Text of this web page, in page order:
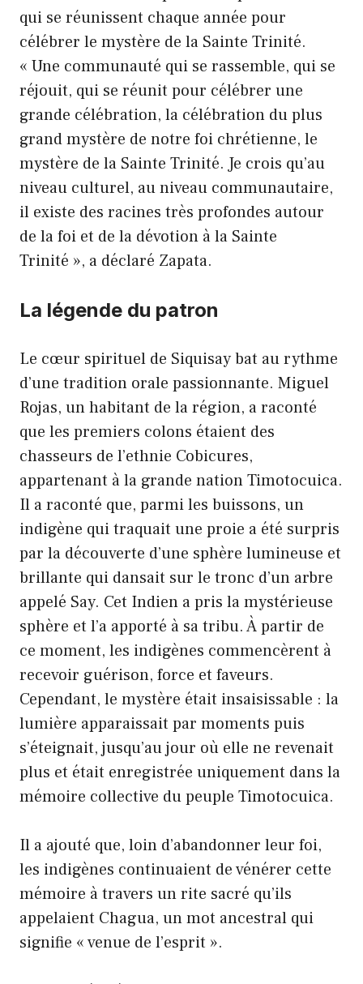
qui se réunissent chaque année pour
célébrer le mystère de la Sainte Trinité.
« Une communauté qui se rassemble, qui se
réjouit, qui se réunit pour célébrer une
grande célébration, la célébration du plus
grand mystère de notre foi chrétienne, le
mystère de la Sainte Trinité. Je crois qu’au
niveau culturel, au niveau communautaire,
il existe des racines très profondes autour
de la foi et de la dévotion à la Sainte
Trinité », a déclaré Zapata.
La légende du patron
Le cœur spirituel de Siquisay bat au rythme
d’une tradition orale passionnante. Miguel
Rojas, un habitant de la région, a raconté
que les premiers colons étaient des
chasseurs de l’ethnie Cobicures,
appartenant à la grande nation Timotocuica.
Il a raconté que, parmi les buissons, un
indigène qui traquait une proie a été surpris
par la découverte d’une sphère lumineuse et
brillante qui dansait sur le tronc d’un arbre
appelé Say. Cet Indien a pris la mystérieuse
sphère et l’a apporté à sa tribu. À partir de
ce moment, les indigènes commencèrent à
recevoir guérison, force et faveurs.
Cependant, le mystère était insaisissable : la
lumière apparaissait par moments puis
s’éteignait, jusqu’au jour où elle ne revenait
plus et était enregistrée uniquement dans la
mémoire collective du peuple Timotocuica.
Il a ajouté que, loin d’abandonner leur foi,
les indigènes continuaient de vénérer cette
mémoire à travers un rite sacré qu’ils
appelaient Chagua, un mot ancestral qui
signifie « venue de l’esprit ».